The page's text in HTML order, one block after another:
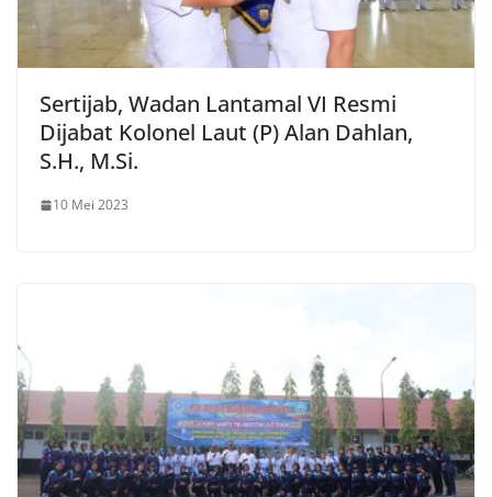
Sertijab, Wadan Lantamal VI Resmi
Dijabat Kolonel Laut (P) Alan Dahlan,
S.H., M.Si.
10 Mei 2023